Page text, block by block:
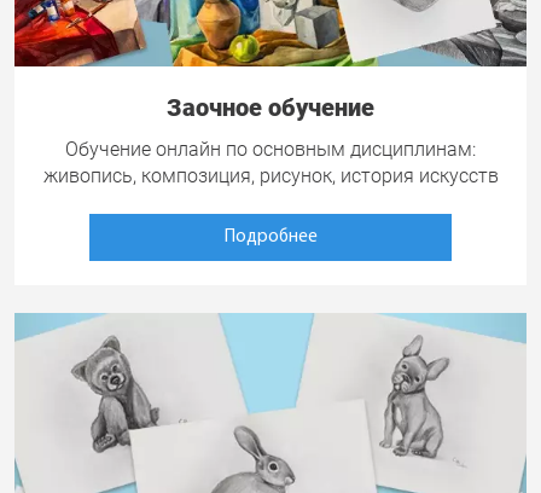
Заочное обучение
Обучение онлайн по основным дисциплинам:
живопись, композиция, рисунок, история искусств
Подробнее